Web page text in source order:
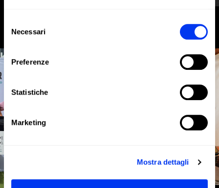
delNecessari
Preferenze
Statistiche
Marketing
Mostra dettagli